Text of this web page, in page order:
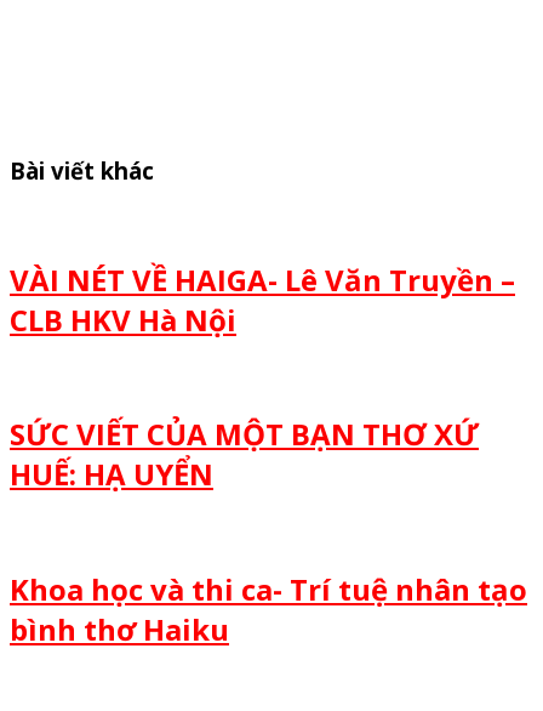
Bài viết khác
VÀI NÉT VỀ HAIGA- Lê Văn Truyền –
CLB HKV Hà Nội
SỨC VIẾT CỦA MỘT BẠN THƠ XỨ
HUẾ: HẠ UYỂN
Khoa học và thi ca- Trí tuệ nhân tạo
bình thơ Haiku